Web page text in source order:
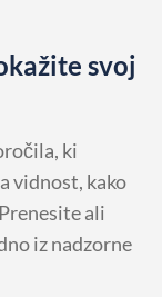
svoj
ki
vidnost, kako
ali
iz nadzorne